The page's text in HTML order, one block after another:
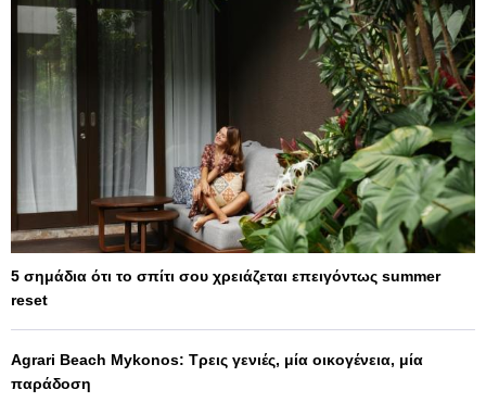
5 σημάδια ότι το σπίτι σου χρειάζεται επειγόντως summer
reset
Agrari Beach Mykonos: Τρεις γενιές, μία οικογένεια, μία
παράδοση